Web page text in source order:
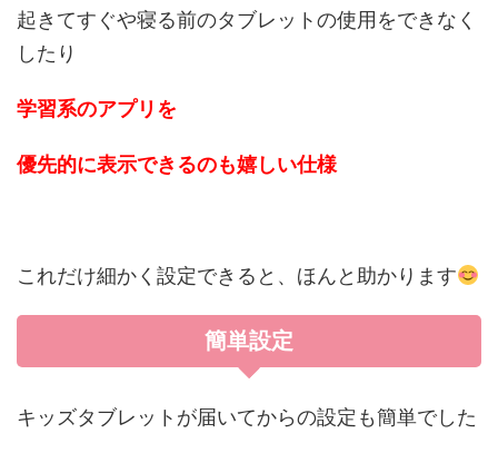
起きてすぐや寝る前のタブレットの使用をできなく
したり
学習系のアプリを
優先的に表示できるのも嬉しい仕様
これだけ細かく設定できると、ほんと助かります
簡単設定
キッズタブレットが届いてからの設定も簡単でした